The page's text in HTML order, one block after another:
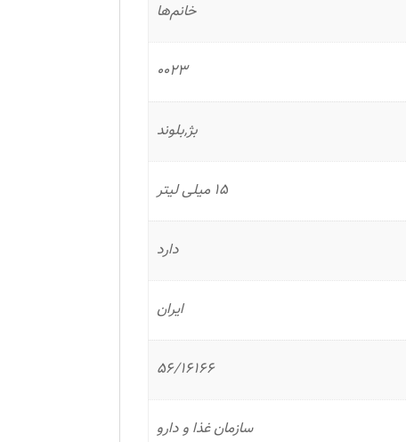
خانم‌ها
0023
بژ,بلوند
15 میلی لیتر
دارد
ایران
56/16166
سازمان غذا و دارو